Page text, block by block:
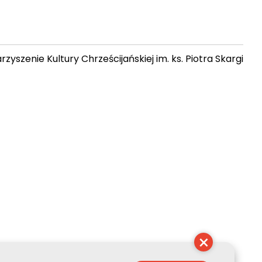
Kultury Chrześcijańskiej im. ks. Piotra Skargi
×